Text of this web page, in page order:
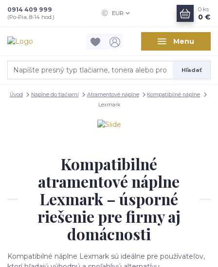
Menu
EUR
Hľadať
0914 409 999
(Po-Pia, 8-14 hod.)
0 ks
0 €
Úvod Náplne do tlačiarní Atramentové náplne
Kompatibilné náplne
Lexmark
Kompatibilné
atramentové náplne
Lexmark – úsporné
riešenie pre firmy aj
domácnosti
Kompatibilné náplne Lexmark sú ideálne pre používateľov,